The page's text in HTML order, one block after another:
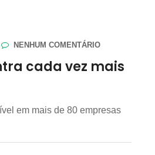
NENHUM COMENTÁRIO
cada vez mais
em mais de 80 empresas